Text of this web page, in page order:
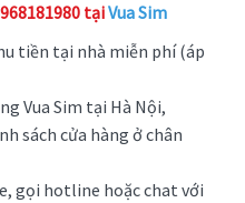
tạiVua Sim
tiền tại nhà miễn phí (áp
Vua Sim tại Hà Nội,
sách cửa hàng ở chân
gọi hotline hoặc chat với